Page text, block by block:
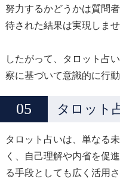
努力するかどうかは質問
待された結果は実現しませ
したがって、タロット占
察に基づいて意識的に行
タロット
タロット占いは、単なる
く、自己理解や内省を促
る手段としても広く活用さ